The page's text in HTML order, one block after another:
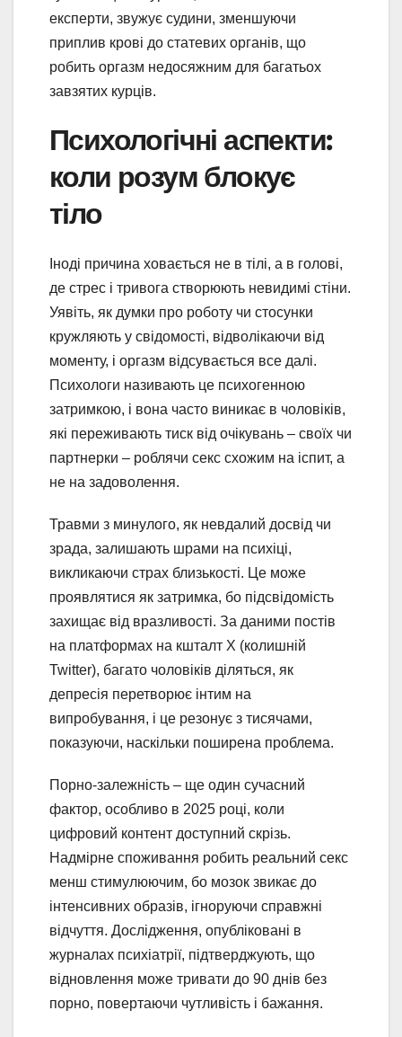
експерти, звужує судини, зменшуючи
приплив крові до статевих органів, що
робить оргазм недосяжним для багатьох
завзятих курців.
Психологічні аспекти:
коли розум блокує
тіло
Іноді причина ховається не в тілі, а в голові,
де стрес і тривога створюють невидимі стіни.
Уявіть, як думки про роботу чи стосунки
кружляють у свідомості, відволікаючи від
моменту, і оргазм відсувається все далі.
Психологи називають це психогенною
затримкою, і вона часто виникає в чоловіків,
які переживають тиск від очікувань – своїх чи
партнерки – роблячи секс схожим на іспит, а
не на задоволення.
Травми з минулого, як невдалий досвід чи
зрада, залишають шрами на психіці,
викликаючи страх близькості. Це може
проявлятися як затримка, бо підсвідомість
захищає від вразливості. За даними постів
на платформах на кшталт X (колишній
Twitter), багато чоловіків діляться, як
депресія перетворює інтим на
випробування, і це резонує з тисячами,
показуючи, наскільки поширена проблема.
Порно-залежність – ще один сучасний
фактор, особливо в 2025 році, коли
цифровий контент доступний скрізь.
Надмірне споживання робить реальний секс
менш стимулюючим, бо мозок звикає до
інтенсивних образів, ігноруючи справжні
відчуття. Дослідження, опубліковані в
журналах психіатрії, підтверджують, що
відновлення може тривати до 90 днів без
порно, повертаючи чутливість і бажання.